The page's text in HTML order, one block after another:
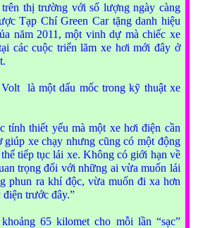
thị trường với số lượng ngày càng
Tạp Chí Green Car tặng danh hiệu
năm 2011, một vinh dự mà chiếc xe
các cuộc triển lãm xe hơi mới đây ở
là một dấu mốc trong kỹ thuật xe
tính thiết yếu mà một xe hơi điện cần
giúp xe chạy nhưng cũng có một động
tiếp tục lái xe. Không có giới hạn về
trọng đối với những ai vừa muốn lái
phun ra khí độc, vừa muốn đi xa hơn
trước đây.”
65 kilomet cho mỗi lần “sạc”